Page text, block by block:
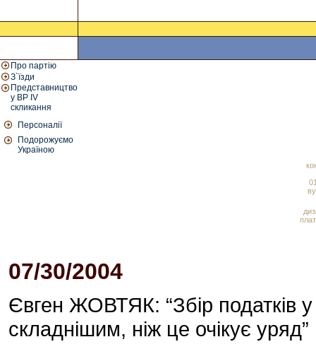
Про партію
З`їзди
Представництво
у ВР IV
скликання
Персоналії
Подорожуємо
Україною
07/30/2004
Євген ЖОВТЯК: “Збір податків
складнішим, ніж це очікує уряд”